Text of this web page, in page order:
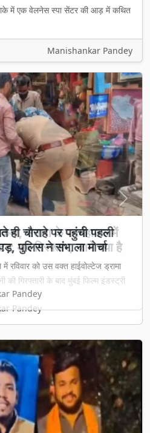
में एक वेलनेस स्पा सेंटर की आड़ में कथित
Manishankar Pandey
ही चौराहे पर पहुंची पहली
पुलिस ने संभाला मोर्चा
रविवार को उस वक्त हाईवोल्टेज ड्रामा
Pandey
Next